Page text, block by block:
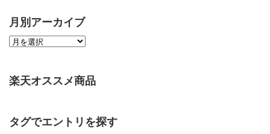
月別アーカイブ
楽天オススメ商品
タグでエントリを探す